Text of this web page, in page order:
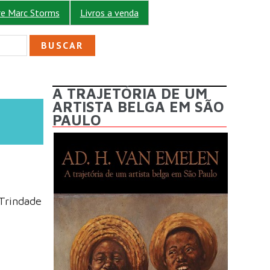
Marc Storms Livros a venda
DE BUSCA
A TRAJETÓRIA DE UM
ARTISTA BELGA EM SÃO
PAULO